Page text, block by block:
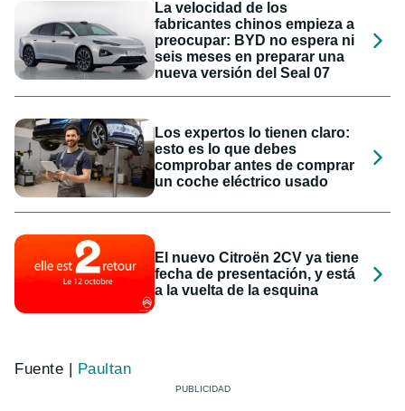
La velocidad de los
fabricantes chinos empieza a
preocupar: BYD no espera ni
seis meses en preparar una
nueva versión del Seal 07
Los expertos lo tienen claro:
esto es lo que debes
comprobar antes de comprar
un coche eléctrico usado
El nuevo Citroën 2CV ya tiene
fecha de presentación, y está
a la vuelta de la esquina
Fuente | Paultan